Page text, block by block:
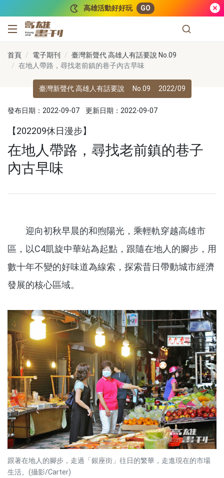
高雄活動好好玩 GO
高雄畫刊
首頁 電子期刊
臺灣新聲代 高雄人有話要說 No.09
在地人帶路，尋找老前鎮的巷子內古早味
臺灣新聲代 高雄人有話要說 No.09 2022/09
發布日期：2022-09-07 更新日期：2022-09-07
【202209休日漫步】
在地人帶路，尋找老前鎮的巷子
內古早味
迎向初秋早晨的和煦陽光，乘輕軌穿越高雄市
區，以C4凱旋中華站為起點，跟隨在地人的腳步，用
數十年不變的好味道為線索，探索昔日帶動城市經濟
發展的核心區域。
跟著在地人的腳步，走過「銀座街」往日的繁華，走進現在的市場
生活。(攝影/Carter)